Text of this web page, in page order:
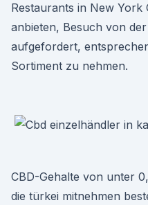
Restaurants in New York
anbieten, Besuch von
aufgefordert,
Sortiment zu nehmen.
CBD-Gehalte von unter
die türkei mitnehmen